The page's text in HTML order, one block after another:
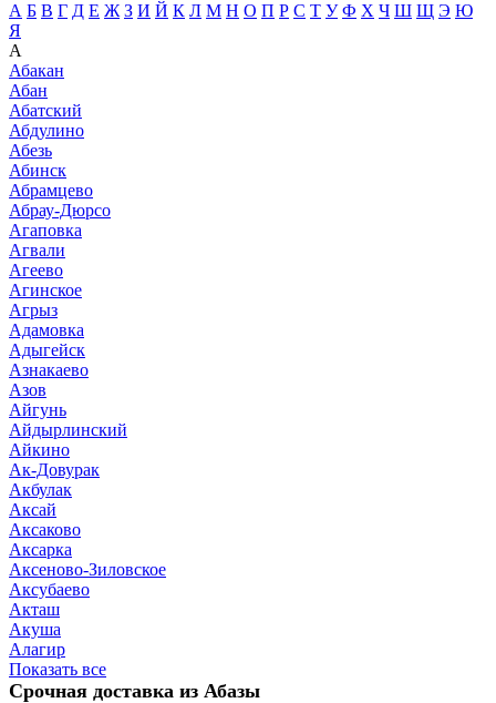
А Б В Г Д Е Ж З И Й К Л М Н О П Р С Т У Ф Х Ч Ш Щ Э Ю
Я
А
Абакан
Абан
Абатский
Абдулино
Абезь
Абинск
Абрамцево
Абрау-Дюрсо
Агаповка
Агвали
Агеево
Агинское
Агрыз
Адамовка
Адыгейск
Азнакаево
Азов
Айгунь
Айдырлинский
Айкино
Ак-Довурак
Акбулак
Аксай
Аксаково
Аксарка
Аксеново-Зиловское
Аксубаево
Акташ
Акуша
Алагир
Показать все
Срочная доставка из Абазы